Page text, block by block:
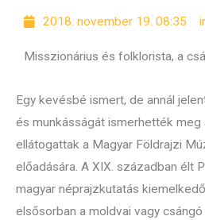
2018. november 19. 08:35
Misszionárius és folklorista, a
Egy kevésbé ismert, de annál
és munkásságát ismerhették
ellátogattak a Magyar Földrajzi
előadására. A XIX. században élt
magyar néprajzkutatás
elsősorban a moldvai vagy